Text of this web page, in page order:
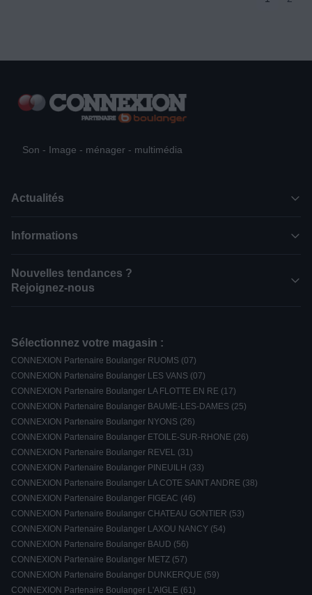
Son - Image - ménager - multimédia
Actualités
Informations
Nouvelles tendances ?
Rejoignez-nous
Sélectionnez votre magasin :
CONNEXION Partenaire Boulanger RUOMS (07)
CONNEXION Partenaire Boulanger LES VANS (07)
CONNEXION Partenaire Boulanger LA FLOTTE EN RE (17)
CONNEXION Partenaire Boulanger BAUME-LES-DAMES (25)
CONNEXION Partenaire Boulanger NYONS (26)
CONNEXION Partenaire Boulanger ETOILE-SUR-RHONE (26)
CONNEXION Partenaire Boulanger REVEL (31)
CONNEXION Partenaire Boulanger PINEUILH (33)
CONNEXION Partenaire Boulanger LA COTE SAINT ANDRE (38)
CONNEXION Partenaire Boulanger FIGEAC (46)
CONNEXION Partenaire Boulanger CHATEAU GONTIER (53)
CONNEXION Partenaire Boulanger LAXOU NANCY (54)
CONNEXION Partenaire Boulanger BAUD (56)
CONNEXION Partenaire Boulanger METZ (57)
CONNEXION Partenaire Boulanger DUNKERQUE (59)
CONNEXION Partenaire Boulanger L'AIGLE (61)